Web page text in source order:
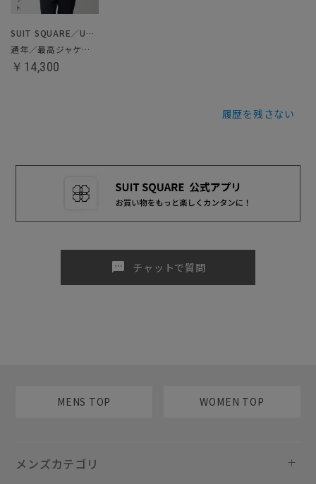
SUIT SQUARE／UNIVERSAL LANGUAGE
通年／最高ジャケット
￥14,300
履歴を残さない
sms チャットで質問
MENS TOP WOMEN TOP
メンズカテゴリ